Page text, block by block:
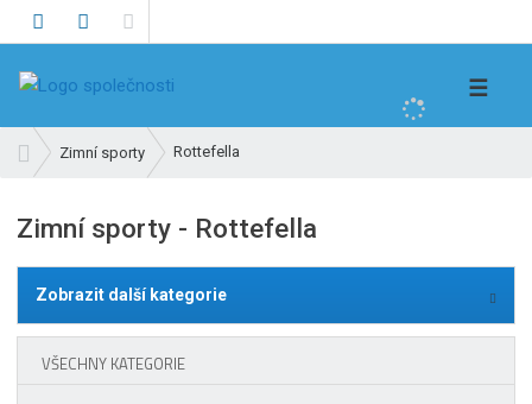
d
a
☰
v
d
t
Zimní sporty Rottefella
Zimní sporty - Rottefella
Zobrazit další kategorie
VŠECHNY KATEGORIE